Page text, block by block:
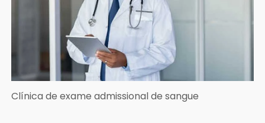
Clínica de exame admissional de sangue